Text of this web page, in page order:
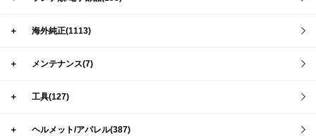
＋ 海外純正(1113)
＋ メンテナンス(7)
＋ 工具(127)
＋ ヘルメット/アパレル(387)